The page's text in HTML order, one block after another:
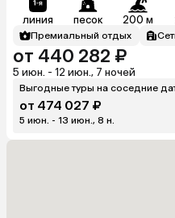
линия песок 200 м
Премиальный отдых
от 440 282 ₽
5 июн. - 12 июн., 7 ночей
Выгодные туры на соседние
от 474 027 ₽
5 июн. - 13 июн., 8 н.